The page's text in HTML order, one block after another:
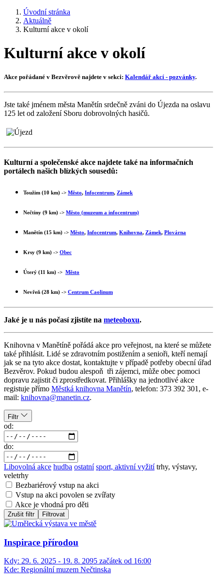
Úvodní stránka
Aktuálně
Kulturní akce v okolí
Kulturní akce v okolí
Akce pořádané v Bezvěrově najdete v sekci: Kalendář akcí - pozvánky.
Jste také jménem města Manětín srdečně zváni do Újezda na oslavu
125 let od založení Sboru dobrovolných hasičů.
Kulturní a společenské akce najdete také na informačních
portálech našich blízkých sousedů:
Toužim (10 km) -> Město, Infocentrum, Zámek
Nečtiny (9 km) -> Město (muzeum a infocentrum)
Manětín (15 km) -> Město, Infocentrum, Knihovna, Zámek, Plovárna
Krsy (9 km) -> Obec
Úterý (11 km) -> Město
Nevřeň (28 km) -> Centrum Caolinum
Jaké je u nás počasí zjistíte na meteoboxu.
Knihovna v Manětíně pořádá akce pro veřejnost, na které se můžete
také přihlásit. Lidé se zdravotním postižením a senioři, kteří nemají
jak se na tyto akce dostat, kontaktujte v případě potřeby obecní úřad
Bezvěrov. Pokud budou alespoň tři zájemci, může obec pomoci
dopravu zajistit či zprostředkovat. Přihlášky na jednotlivé akce
registuje přímo Městká knihovna Manětín, telefon: 373 392 301, e-
mail: knihovna@manetin.cz.
Filtr
od:
do:
Libovolná akce hudba ostatní sport, aktivní vyžití trhy, výstavy,
veletrhy
Bezbariérový vstup na akci
Vstup na akci povolen se zvířaty
Akce je vhodná pro děti
Zrušit filtr Filtrovat
Inspirace přírodou
Kdy: 29. 6. 2025 - 19. 8. 2095 začátek od 16:00
Kde: Regionální muzem Nečtinska